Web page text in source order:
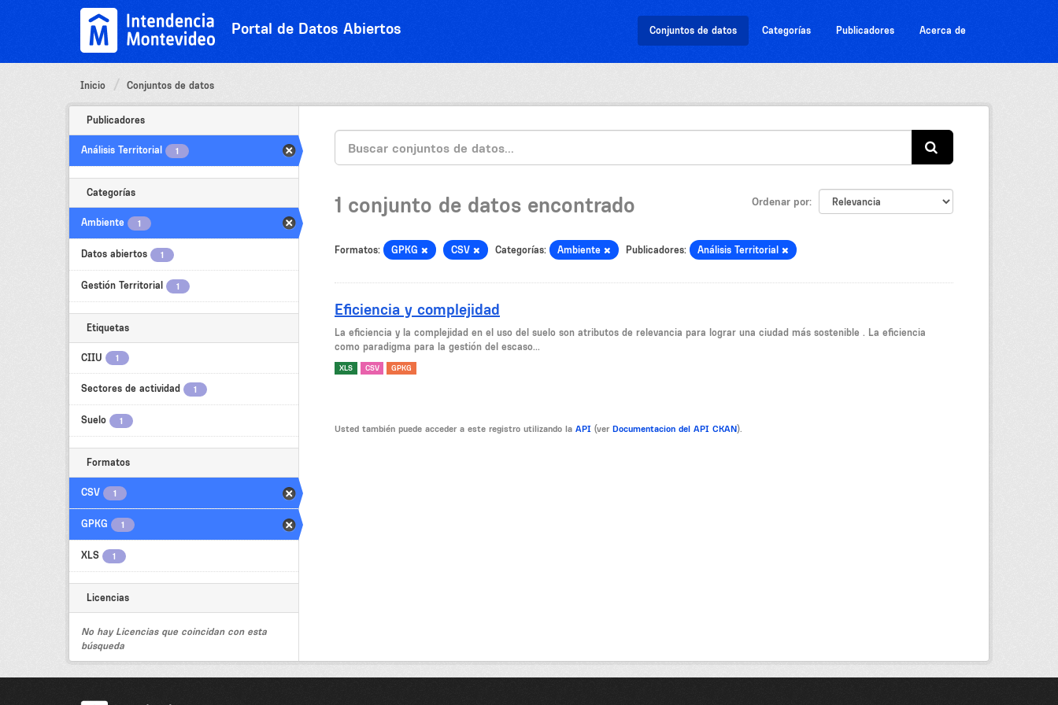
Portal de Datos Abiertos Conjuntos de datos Categorías Publicadores Acerca de
Inicio Conjuntos de datos
Publicadores
Análisis Territorial 1
Categorías
Ambiente 1
Datos abiertos 1
Gestión Territorial 1
Etiquetas
CIIU 1
Sectores de actividad 1
Suelo 1
Formatos
CSV 1
GPKG 1
XLS 1
Licencias
No hay Licencias que coincidan con esta
búsqueda
Ordenar por
1 conjunto de datos encontrado
Formatos: GPKG CSV Categorías: Ambiente Publicadores: Análisis Territorial
Eficiencia y complejidad
La eficiencia y la complejidad en el uso del suelo son atributos de relevancia para lograr una ciudad más sostenible . La eficiencia
como paradigma para la gestión del escaso...
XLS CSV GPKG
Usted también puede acceder a este registro utilizando la API (ver Documentacion del API CKAN).